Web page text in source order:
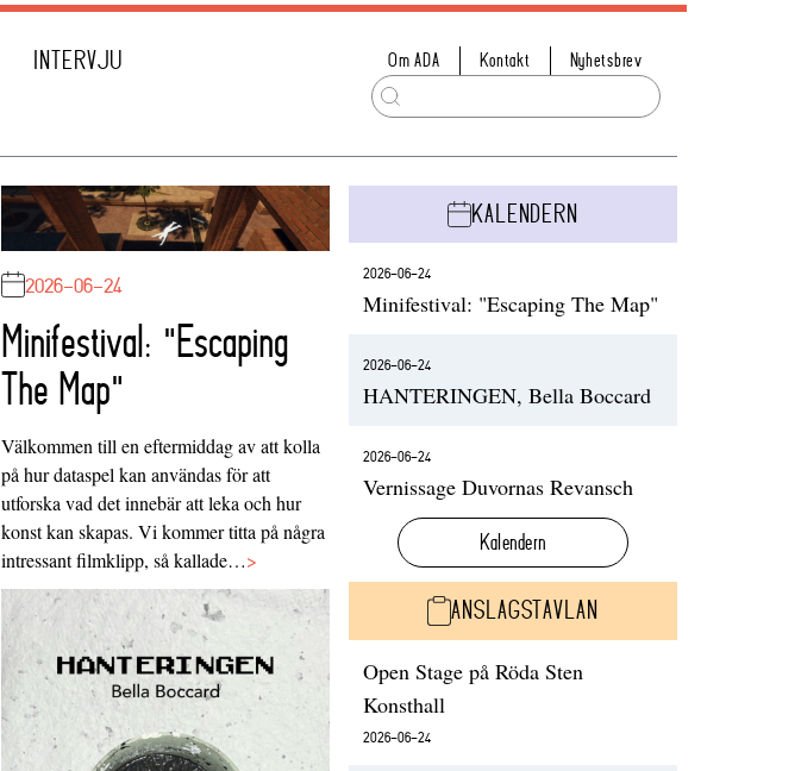
INTERVJU Om ADA Kontakt Nyhetsbrev
2026-06-24
Minifestival: "Escaping
The Map"
Välkommen till en eftermiddag av att kolla
på hur dataspel kan användas för att
utforska vad det innebär att leka och hur
konst kan skapas. Vi kommer titta på några
intressant filmklipp, så kallade…>
KALENDERN
2026-06-24
Minifestival: "Escaping The Map"
2026-06-24
HANTERINGEN, Bella Boccard
2026-06-24
Vernissage Duvornas Revansch
Kalendern
ANSLAGSTAVLAN
Open Stage på Röda Sten
Konsthall
2026-06-24